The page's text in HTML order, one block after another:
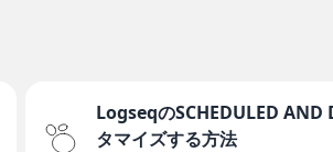
LogseqのSCHEDULED AND
タマイズする方法